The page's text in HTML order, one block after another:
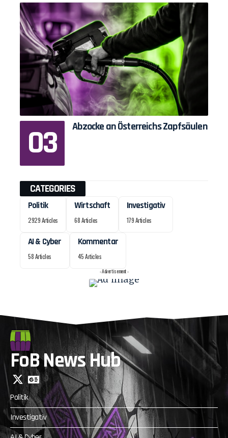
Abzocke an Österreichs Zapfsäulen
CATEGORIES
Politik
2929 Articles
Wirtschaft
68 Articles
Investigativ
179 Articles
AI & Cyber
58 Articles
Kommentar
45 Articles
- Advertisement -
FoB News Hub
Politik
Investigativ